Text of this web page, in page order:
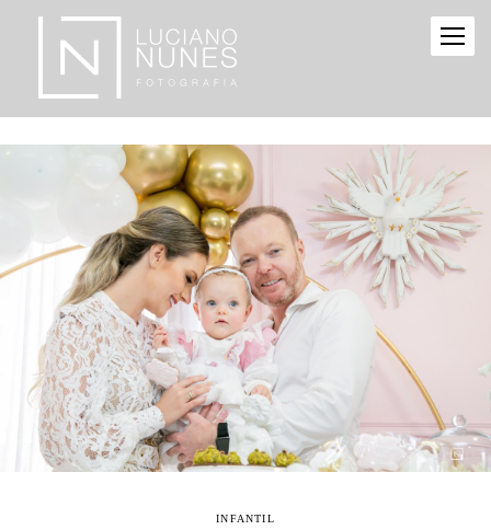
INFANTIL